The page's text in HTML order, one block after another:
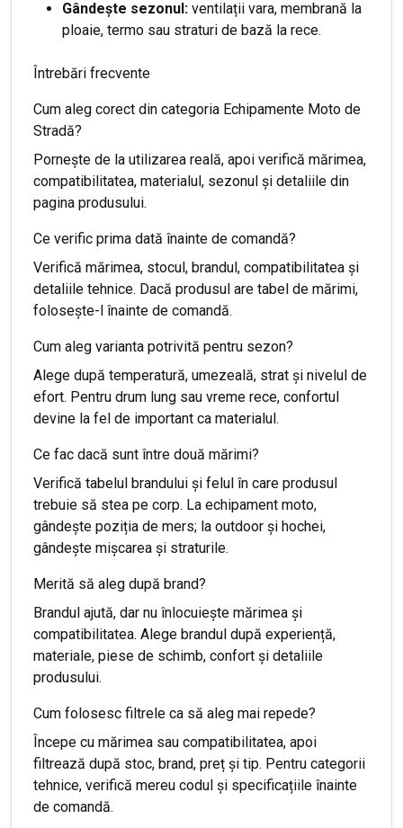
Gândește sezonul: ventilații vara, membrană la
ploaie, termo sau straturi de bază la rece.
Întrebări frecvente
Cum aleg corect din categoria Echipamente Moto de
Stradă?
Pornește de la utilizarea reală, apoi verifică mărimea,
compatibilitatea, materialul, sezonul și detaliile din
pagina produsului.
Ce verific prima dată înainte de comandă?
Verifică mărimea, stocul, brandul, compatibilitatea și
detaliile tehnice. Dacă produsul are tabel de mărimi,
folosește-l înainte de comandă.
Cum aleg varianta potrivită pentru sezon?
Alege după temperatură, umezeală, strat și nivelul de
efort. Pentru drum lung sau vreme rece, confortul
devine la fel de important ca materialul.
Ce fac dacă sunt între două mărimi?
Verifică tabelul brandului și felul în care produsul
trebuie să stea pe corp. La echipament moto,
gândește poziția de mers; la outdoor și hochei,
gândește mișcarea și straturile.
Merită să aleg după brand?
Brandul ajută, dar nu înlocuiește mărimea și
compatibilitatea. Alege brandul după experiență,
materiale, piese de schimb, confort și detaliile
produsului.
Cum folosesc filtrele ca să aleg mai repede?
Începe cu mărimea sau compatibilitatea, apoi
filtrează după stoc, brand, preț și tip. Pentru categorii
tehnice, verifică mereu codul și specificațiile înainte
de comandă.